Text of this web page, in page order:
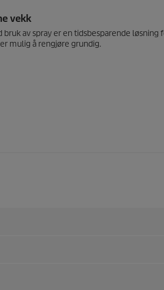
vekk
bruk av spray er en tidsbesparende
mulig å rengjøre grundig.